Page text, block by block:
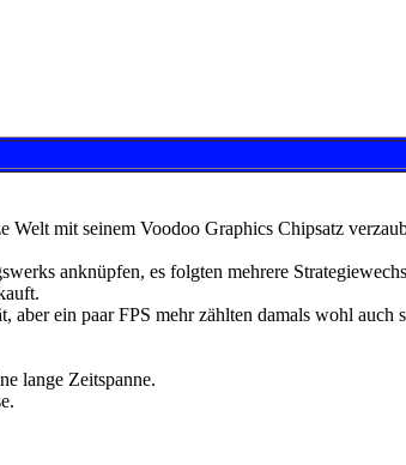
mit seinem Voodoo Graphics Chipsatz
anknüpfen, es folgten mehrere
ein paar FPS mehr zählten damals wohl auch
lange Zeitspanne.